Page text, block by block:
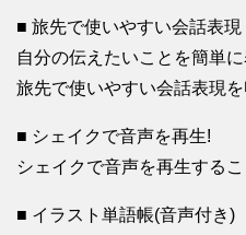
■ 旅先で使いやすい会話表現
自分の伝えたいことを簡単
旅先で使いやすい会話表現を
■ シェイクで音声を再生!
シェイクで音声を再生するこ
■ イラスト単語帳(音声付き)